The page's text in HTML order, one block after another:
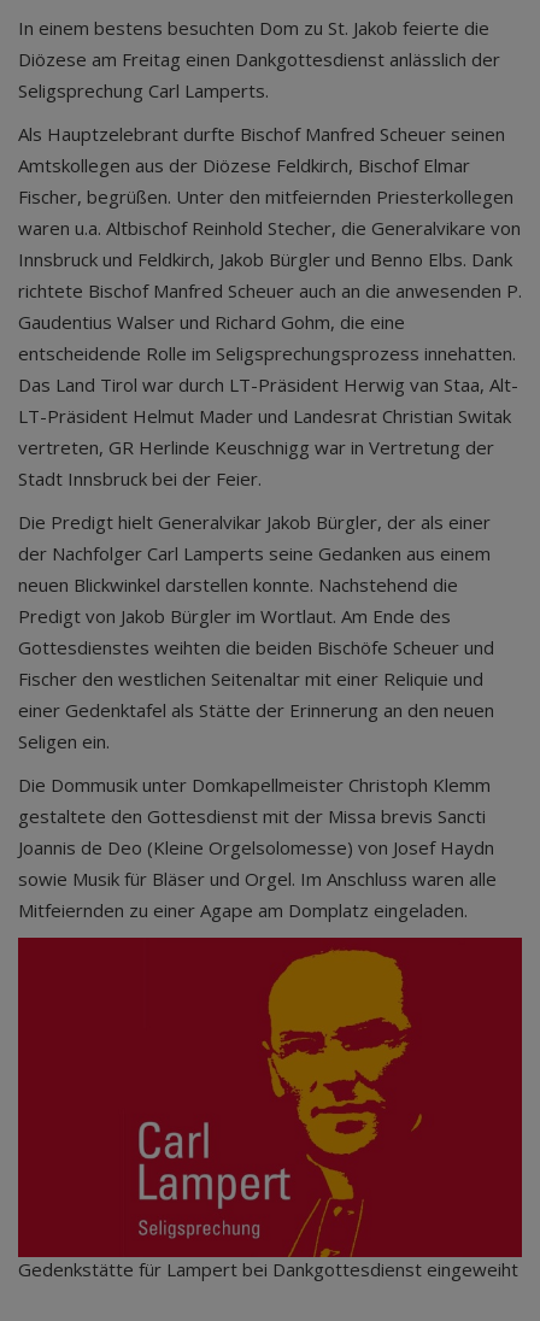
In einem bestens besuchten Dom zu St. Jakob feierte die
Diözese am Freitag einen Dankgottesdienst anlässlich der
Seligsprechung Carl Lamperts.
Als Hauptzelebrant durfte Bischof Manfred Scheuer seinen
Amtskollegen aus der Diözese Feldkirch, Bischof Elmar
Fischer, begrüßen. Unter den mitfeiernden Priesterkollegen
waren u.a. Altbischof Reinhold Stecher, die Generalvikare von
Innsbruck und Feldkirch, Jakob Bürgler und Benno Elbs. Dank
richtete Bischof Manfred Scheuer auch an die anwesenden P.
Gaudentius Walser und Richard Gohm, die eine
entscheidende Rolle im Seligsprechungsprozess innehatten.
Das Land Tirol war durch LT-Präsident Herwig van Staa, Alt-
LT-Präsident Helmut Mader und Landesrat Christian Switak
vertreten, GR Herlinde Keuschnigg war in Vertretung der
Stadt Innsbruck bei der Feier.
Die Predigt hielt Generalvikar Jakob Bürgler, der als einer
der Nachfolger Carl Lamperts seine Gedanken aus einem
neuen Blickwinkel darstellen konnte. Nachstehend die
Predigt von Jakob Bürgler im Wortlaut. Am Ende des
Gottesdienstes weihten die beiden Bischöfe Scheuer und
Fischer den westlichen Seitenaltar mit einer Reliquie und
einer Gedenktafel als Stätte der Erinnerung an den neuen
Seligen ein.
Die Dommusik unter Domkapellmeister Christoph Klemm
gestaltete den Gottesdienst mit der Missa brevis Sancti
Joannis de Deo (Kleine Orgelsolomesse) von Josef Haydn
sowie Musik für Bläser und Orgel. Im Anschluss waren alle
Mitfeiernden zu einer Agape am Domplatz eingeladen.
Gedenkstätte für Lampert bei Dankgottesdienst eingeweiht